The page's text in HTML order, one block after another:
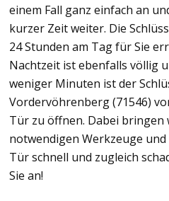
einem Fall ganz einfach an
kurzer Zeit weiter. Die
24 Stunden am Tag für Sie
Nachtzeit ist ebenfalls völlig
weniger Minuten ist der
Vordervöhrenberg (71546)
Tür zu öffnen. Dabei bringen
notwendigen Werkzeuge
Tür schnell und zugleich
Sie an!